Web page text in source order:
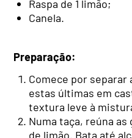
Raspa de 1 limão;
Canela.
Preparação:
Comece por separar
estas últimas em
textura leve à
Numa taça, reúna as
de limão. Bata até